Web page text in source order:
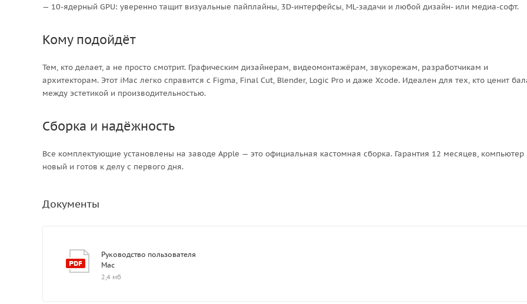
— 10-ядерный GPU: уверенно тащит визуальные пайплайны, 3D-интерфейсы, ML-задачи и любой дизайн- или медиа-софт.
Кому подойдёт
Тем, кто делает, а не просто смотрит. Графическим дизайнерам, видеомонтажёрам, звукорежам, разработчикам и
архитекторам. Этот iMac легко справится с Figma, Final Cut, Blender, Logic Pro и даже Xcode. Идеален для тех, кто ценит
между эстетикой и производительностью.
Сборка и надёжность
Все комплектующие установлены на заводе Apple — это официальная кастомная сборка. Гарантия 12 месяцев, компьютер
новый и готов к делу с первого дня.
Документы
Руководство пользователя
Mac
2,4 мб